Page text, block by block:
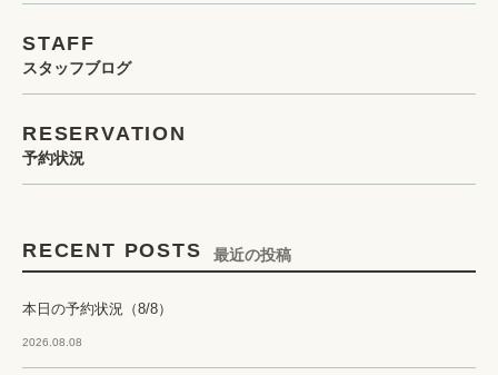
STAFF
スタッフブログ
RESERVATION
予約状況
RECENT POSTS 最近の投稿
本日の予約状況（8/8）
2026.08.08